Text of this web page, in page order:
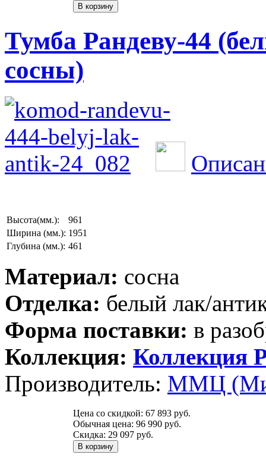
Тумба Рандеву-44
сосны)
Высота(мм.):
961
Ширина (мм.): 1951
Глубина (мм.): 461
Материал: сосна
Отделка: белый лак/
Форма поставки: в
Коллекция: Коллекция
Производитель: ММЦ
Цена со скидкой: 67 893 руб.
Обычная цена: 96 990 руб.
Скидка: 29 097 руб.